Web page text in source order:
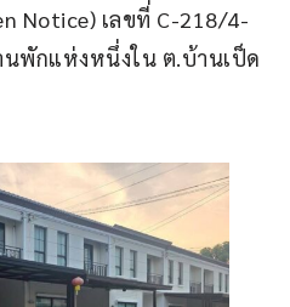
Notice) เลขที่ C-218/4-
นพักแห่งหนึ่งใน ต.บ้านเป็ด